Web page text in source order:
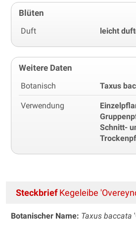
Blüten
Duft leicht
Weitere Daten
Botanisch Taxus
Verwendung
Schnitt-
SteckbriefKegeleibe
Botanischer Name: Taxus baccata